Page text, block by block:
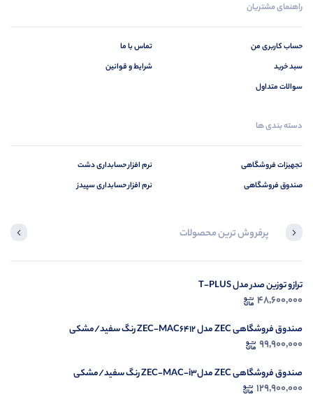
راهنمای مشتریان
حساب کاربری من
سبد خرید
سوالات متداول
تماس با ما
شرایط و قوانین
دسته بندی ها
تجهیزات فروشگاهی
صندوق فروشگاهی
نرم افزار حسابداری دشت
نرم افزار حسابداری سپیدز
پرفروش ترین محصولات
ترازو توزین صدر مدل T-PLUS
48,600,000
صندوق فروشگاهی ZEC مدل ZEC-MAC6412 رنگ سفید/مشکی
99,900,000
صندوق فروشگاهی ZEC مدلZEC-MAC-i3 رنگ سفید/مشکی
129,900,000
در حال بارگیری ...
مشاهده محصولات